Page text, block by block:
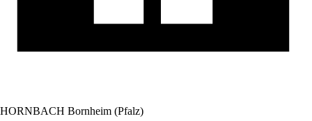
HORNBACH Bornheim (Pfalz)